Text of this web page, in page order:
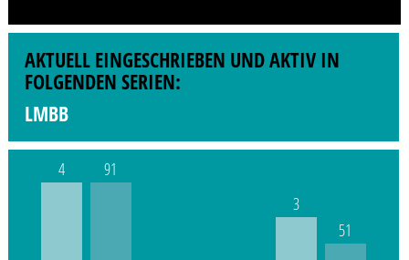
AKTUELL EINGESCHRIEBEN UND AKTIV IN
FOLGENDEN SERIEN:
LMBB
4 91
3
51